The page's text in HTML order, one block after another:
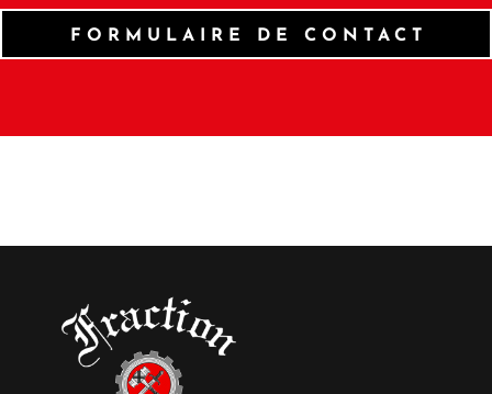
FORMULAIRE DE CONTACT